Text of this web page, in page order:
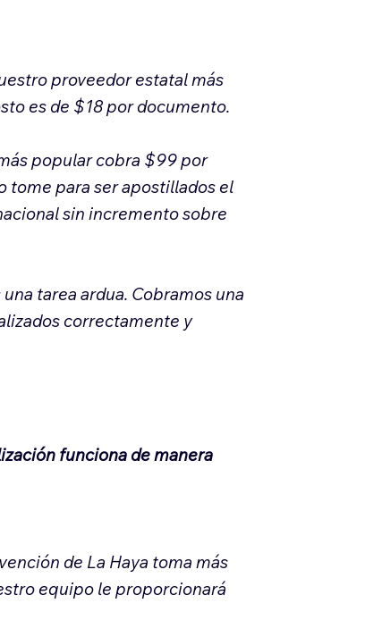
proveedor estatal más
es de $18 por documento.
popular cobra $99 por
tome para ser apostillados el
sin incremento sobre
tarea ardua. Cobramos una
correctamente y
funciona de manera
de La Haya toma más
equipo le proporcionará